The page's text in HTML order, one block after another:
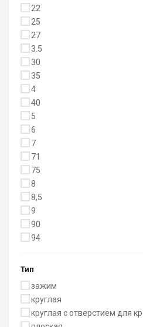
22
25
27
3.5
30
35
4
40
5
6
7
71
75
8
8,5
9
90
94
Тип
зажим
круглая
круглая с отверстием для